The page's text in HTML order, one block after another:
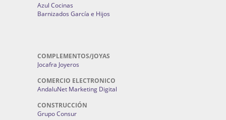
Azul Cocinas
Barnizados García e Hijos
COMPLEMENTOS/JOYAS
Jocafra Joyeros
COMERCIO ELECTRONICO
AndaluNet Marketing Digital
CONSTRUCCIÓN
Grupo Consur